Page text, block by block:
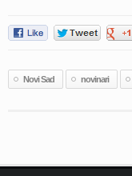
Novi Sad novinari